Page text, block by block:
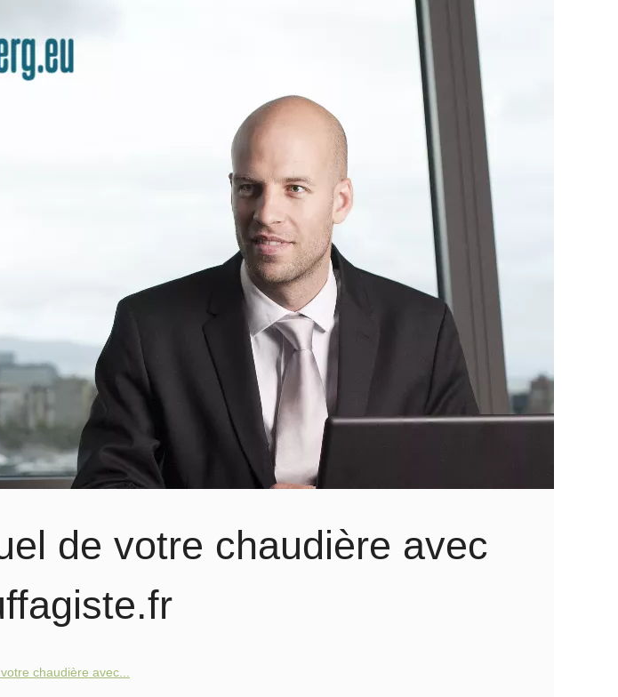
de votre chaudière avec
chaudière avec...